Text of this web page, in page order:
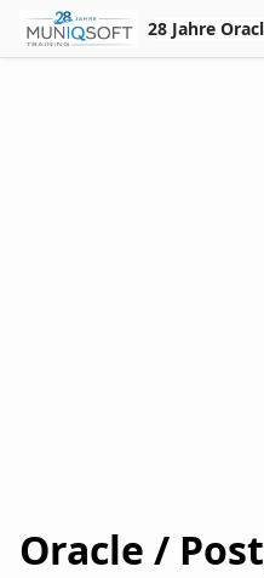
Skip to Main Content
28 Jahre
Oracle /